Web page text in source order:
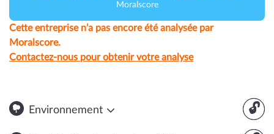
Moralscore
Cette entreprise n’a pas encore été analysée par
Moralscore.
Contactez-nous pour obtenir votre analyse
🔓
Environnement